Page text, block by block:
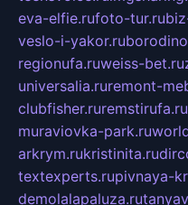
eva-elfie.rufoto-tur.ru
veslo-i-yakor.ru
regionufa.ruweiss-bet.ru
universalia.ruremont-
clubfisher.ruremstirufa.ru
muraviovka-park.ru
arkrym.rukristinita.ru
textexperts.rupivnaya-
demolalapaluza.ru